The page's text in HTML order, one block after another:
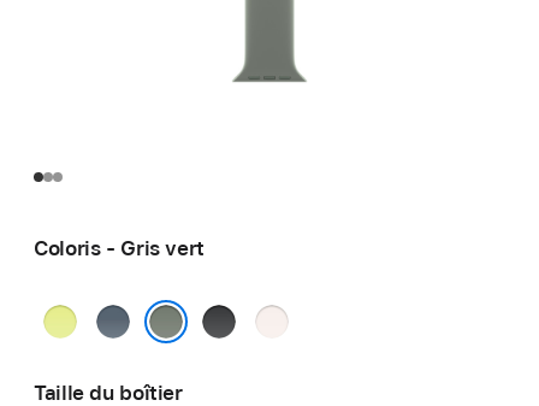
Coloris - Gris vert
JauneBleu
maritime
Noir
Rose
Taille du boîtier